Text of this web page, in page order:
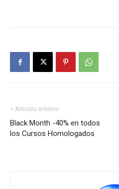
< Artículo anterior
Black Month -40% en todos
los Cursos Homologados